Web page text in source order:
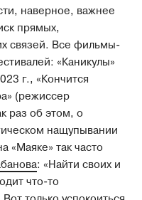
наверное, важнее
прямых,
связей. Все фильмы-
«Каникулы»
г., «Кончится
(режиссер
раз об этом, о
нащупывании
«Маяке» так часто
: «Найти своих и
что-то